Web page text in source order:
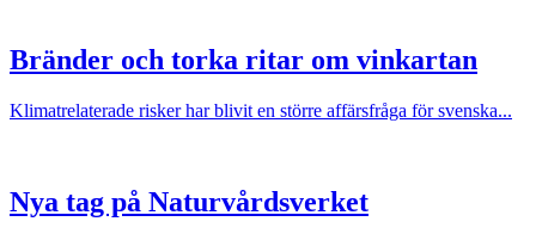
Bränder och torka ritar om vinkartan
Klimatrelaterade risker har blivit en större affärsfråga för svenska...
Nya tag på Naturvårdsverket